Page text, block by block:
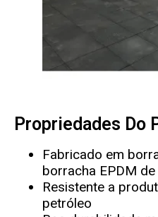
Propriedades Do
Fabricado em
borracha EPDM
Resistente a
petróleo